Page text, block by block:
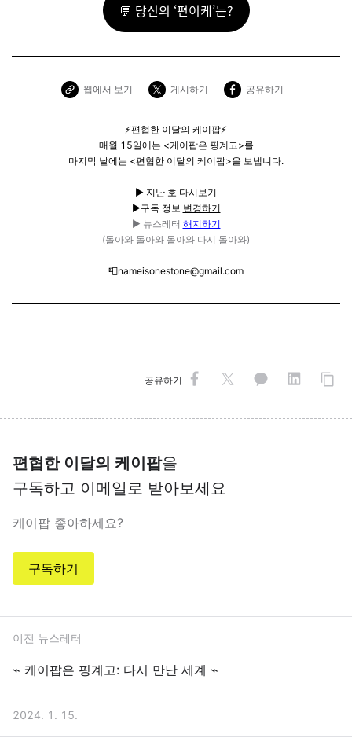
💬 당신의 ‘편이케’는?
웹에서 보기 게시하기 공유하기
⚡️편협한 이달의 케이팝⚡️
매월 15일에는 <케이팝은 핑계고>를
마지막 날에는 <편협한 이달의 케이팝>을 보냅니다.
▶︎ 지난 호 다시보기
▶︎구독 정보 변경하기
▶︎ 뉴스레터 해지하기
(돌아와 돌아와 돌아와 다시 돌아와)
📮nameisonestone@gmail.com
공유하기
편협한 이달의 케이팝을
구독하고 이메일로 받아보세요
케이팝 좋아하세요?
구독하기
이전 뉴스레터
⌁ 케이팝은 핑계고: 다시 만난 세계 ⌁
2024. 1. 15.